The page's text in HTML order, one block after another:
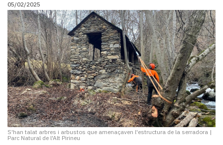
05/02/2025
S'han talat arbres i arbustos que amenaçaven l'estructura de la serradora |
Parc Natural de l'Alt Pirineu